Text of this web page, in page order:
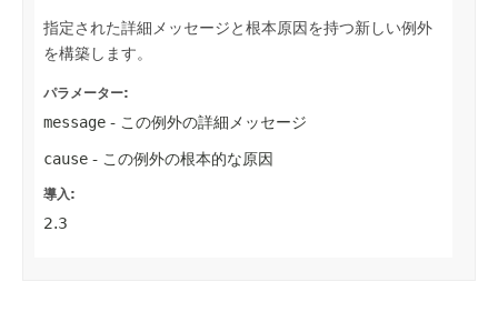
指定された詳細メッセージと根本原因を持つ新しい例外
を構築します。
パラメーター:
message - この例外の詳細メッセージ
cause - この例外の根本的な原因
導入:
2.3